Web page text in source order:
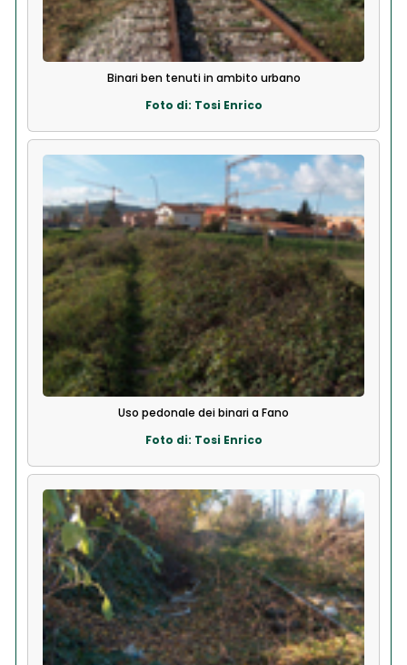
Binari ben tenuti in ambito urbano
Foto di: Tosi Enrico
Uso pedonale dei binari a Fano
Foto di: Tosi Enrico